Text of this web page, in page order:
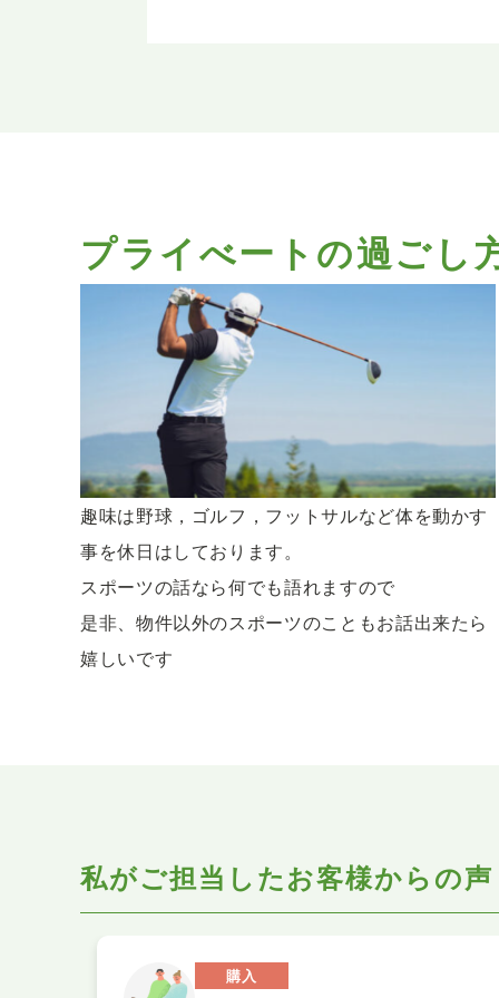
プライべートの過ごし
趣味は野球，ゴルフ，フットサルなど体を動かす
事を休日はしております。
スポーツの話なら何でも語れますので
是非、物件以外のスポーツのこともお話出来たら
嬉しいです
私がご担当したお客様からの声
購入